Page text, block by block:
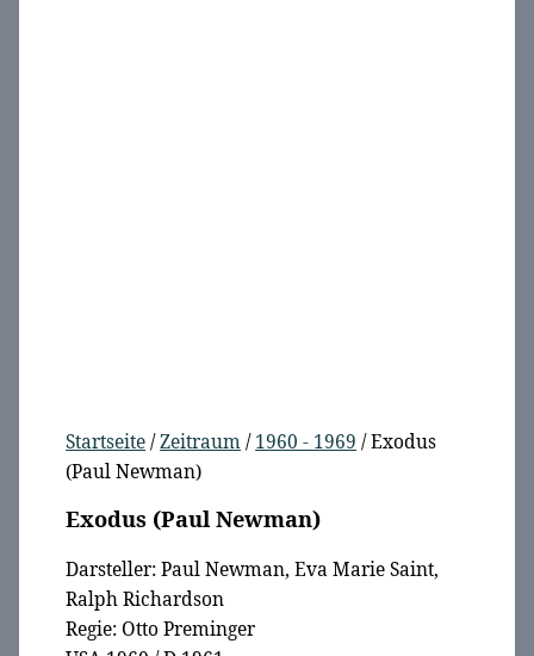
Startseite/Zeitraum/1960 - 1969 / Exodus
(Paul Newman)
Exodus (Paul Newman)
Darsteller: Paul Newman, Eva Marie Saint,
Ralph Richardson
Regie: Otto Preminger